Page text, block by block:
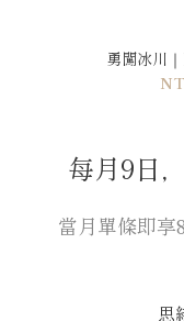
勇闖冰川
每月9日
當月單條即享
思